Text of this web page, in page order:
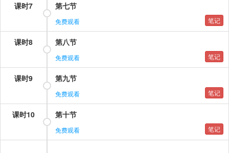
课时7 第七节
免费观看 笔记
课时8 第八节
免费观看 笔记
课时9 第九节
免费观看 笔记
课时10 第十节
免费观看 笔记